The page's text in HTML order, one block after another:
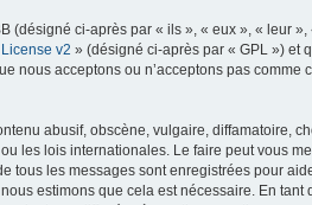
(désigné ci-après par « ils », « eux », « leur
v2 » (désigné ci-après par « GPL ») et
nous acceptons ou n’acceptons pas
abusif, obscène, vulgaire, diffamatoire,
les lois internationales. Le faire peut vous
tous les messages sont enregistrées pour
estimons que cela est nécessaire. En